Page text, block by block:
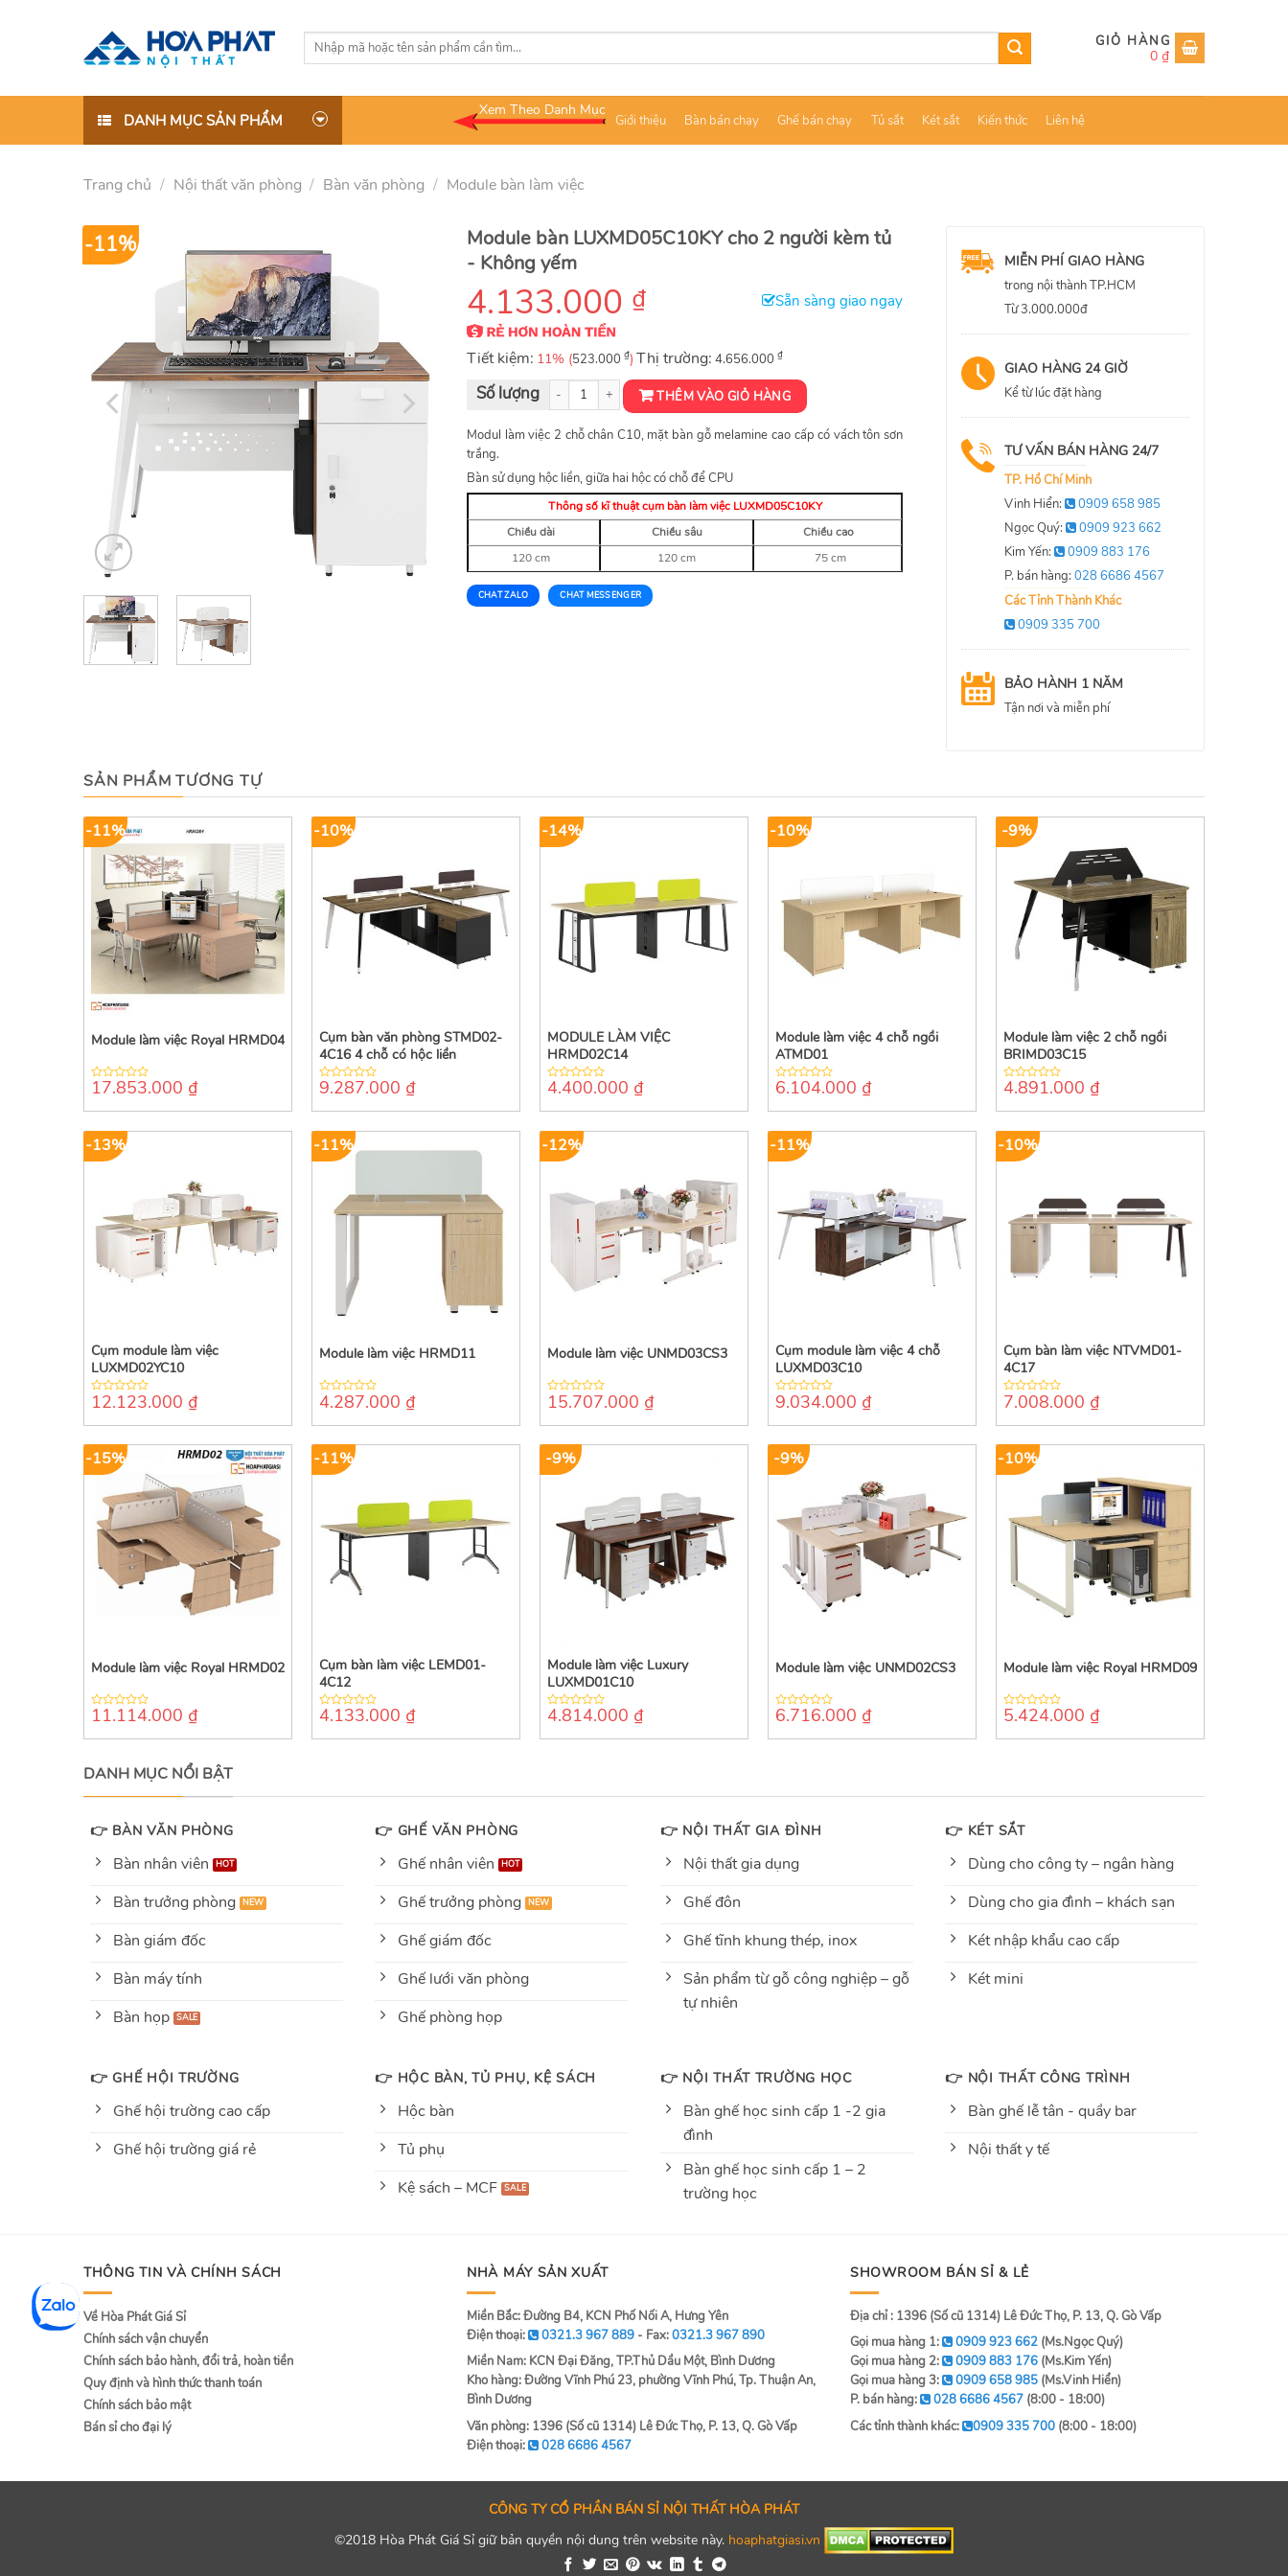
Tìm
0 ₫
DANH MỤC SẢN PHẨM
Xem Theo Danh Mục
Giới thiệu Bàn bán chạy Ghế bán chạy Tủ sắt Két sắt Kiến thức Liên hệ
Trang chủ / Nội thất văn phòng / Bàn văn phòng / Module bàn làm việc
-11%
Module bàn LUXMD05C10KY cho 2 người kèm tủ
- Không yếm
4.133.000 ₫ Sẵn sàng giao ngay
Tiết kiệm: 11% (523.000 ₫) Thị trường: 4.656.000 ₫
Cụm bàn làm việc LUXMD05C10KY số lượngTHÊM VÀO GIỎ HÀNG
Modul làm việc 2 chỗ chân C10, mặt bàn gỗ melamine cao cấp có vách tôn sơn
trắng.
Bàn sử dụng hộc liền, giữa hai hộc có chỗ để CPU
Thông số kĩ thuật cụm bàn làm việc LUXMD05C10KY
Chiều dài
Chiều sâu
Chiều cao
120 cm
120 cm 75 cm
CHAT ZALO CHAT MESSENGER
MIỄN PHÍ GIAO HÀNG
trong nội thành TP.HCM
Từ 3.000.000đ
GIAO HÀNG 24 GIỜ
Kể từ lúc đặt hàng
TƯ VẤN BÁN HÀNG 24/7
TP. Hồ Chí Minh
Vinh Hiển:
0909 658 985
Ngọc Quý:
0909 923 662
Kim Yến:
0909 883 176
P. bán hàng: 028 6686 4567
Các Tỉnh Thành Khác
0909 335 700
BẢO HÀNH 1 NĂM
Tận nơi và miễn phí
SẢN PHẨM TƯƠNG TỰ
-11%
Module làm việc Royal HRMD04
0
of
17.853.000 ₫
-10%
Cụm bàn văn phòng STMD02-
4C16 4 chỗ có hộc liền
0
of
9.287.000 ₫
-14%
MODULE LÀM VIỆC
HRMD02C14
0
of
4.400.000 ₫
-10%
Module làm việc 4 chỗ ngồi
ATMD01
0
of
6.104.000 ₫
-9%
Module làm việc 2 chỗ ngồi
BRIMD03C15
0
of
4.891.000 ₫
-13%
Cụm module làm việc
LUXMD02YC10
0
of
12.123.000 ₫
-11%
Module làm việc HRMD11
0
of
4.287.000 ₫
-12%
Module làm việc UNMD03CS3
0
of
15.707.000 ₫
-11%
Cụm module làm việc 4 chỗ
LUXMD03C10
0
of
9.034.000 ₫
-10%
Cụm bàn làm việc NTVMD01-
4C17
0
of
7.008.000 ₫
-15%
Module làm việc Royal HRMD02
0
of
11.114.000 ₫
-11%
Cụm bàn làm việc LEMD01-
4C12
0
of
4.133.000 ₫
-9%
Module làm việc Luxury
LUXMD01C10
0
of
4.814.000 ₫
-9%
Module làm việc UNMD02CS3
0
of
6.716.000 ₫
-10%
Module làm việc Royal HRMD09
0
of
5.424.000 ₫
DANH MỤC NỔI BẬT
👉 BÀN VĂN PHÒNG
Bàn nhân viên
Bàn trưởng phòng
Bàn giám đốc
Bàn máy tính
Bàn họp
👉 GHẾ VĂN PHÒNG
Ghế nhân viên
Ghế trưởng phòng
Ghế giám đốc
Ghế lưới văn phòng
Ghế phòng họp
👉 NỘI THẤT GIA ĐÌNH
Nội thất gia dụng
Ghế đôn
Ghế tĩnh khung thép, inox
Sản phẩm từ gỗ công nghiệp – gỗ
tự nhiên
👉 KÉT SẮT
Dùng cho công ty – ngân hàng
Dùng cho gia đình – khách sạn
Két nhập khẩu cao cấp
Két mini
👉 GHẾ HỘI TRƯỜNG
Ghế hội trường cao cấp
Ghế hội trường giá rẻ
👉 HỘC BÀN, TỦ PHỤ, KỆ SÁCH
Hộc bàn
Tủ phụ
Kệ sách – MCF
👉 NỘI THẤT TRƯỜNG HỌC
Bàn ghế học sinh cấp 1 -2 gia
đình
Bàn ghế học sinh cấp 1 – 2
trường học
👉 NỘI THẤT CÔNG TRÌNH
Bàn ghế lễ tân - quầy bar
Nội thất y tế
THÔNG TIN VÀ CHÍNH SÁCH
Về Hòa Phát Giá Sỉ
Chính sách vận chuyển
Chính sách bảo hành, đổi trả, hoàn tiền
Quy định và hình thức thanh toán
Chính sách bảo mật
Bán sỉ cho đại lý
NHÀ MÁY SẢN XUẤT
Miền Bắc: Đường B4, KCN Phố Nối A, Hưng Yên
Điện thoại:
0321.3 967 889 - Fax:0321.3 967 890
Miền Nam: KCN Đại Đăng, TP.Thủ Dầu Một, Bình Dương
Kho hàng: Đường Vĩnh Phú 23, phường Vĩnh Phú, Tp. Thuận An,
Bình Dương
Văn phòng: 1396 (Số cũ 1314) Lê Đức Thọ, P. 13, Q. Gò Vấp
Điện thoại:
028 6686 4567
SHOWROOM BÁN SỈ & LẺ
Địa chỉ : 1396 (Số cũ 1314) Lê Đức Thọ, P. 13, Q. Gò Vấp
Gọi mua hàng 1:
0909 923 662 (Ms.Ngọc Quý)
Gọi mua hàng 2:
0909 883 176 (Ms.Kim Yến)
Gọi mua hàng 3:
0909 658 985 (Ms.Vinh Hiển)
P. bán hàng:
028 6686 4567 (8:00 - 18:00)
Các tỉnh thành khác:
0909 335 700 (8:00 - 18:00)
CÔNG TY CỔ PHẦN BÁN SỈ NỘI THẤT HÒA PHÁT
©2018 Hòa Phát Giá Sỉ giữ bản quyền nội dung trên website này. hoaphatgiasi.vn